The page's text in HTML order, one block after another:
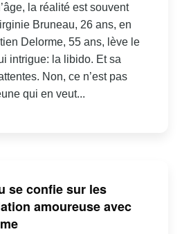
la réalité est souvent
Bruneau, 26 ans, en
Delorme, 55 ans, lève le
intrigue: la libido. Et sa
Non, ce n’est pas
qui en veut...
se confie sur les
amoureuse avec